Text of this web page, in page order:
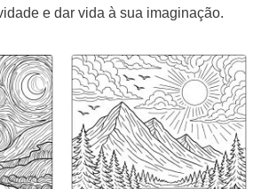
e dar vida à sua imaginação.